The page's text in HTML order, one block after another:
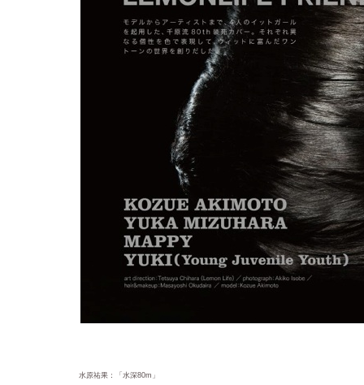
水原祐果：「水深80m」